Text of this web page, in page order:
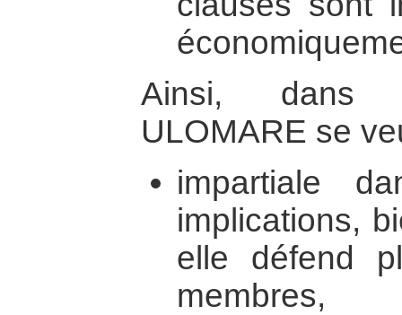
Ainsi, dans
ULOMARE se
impartiale
implications,
elle défend
membres,